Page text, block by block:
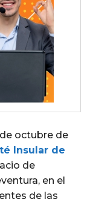
octubre de
Insular de
de
en el
de las